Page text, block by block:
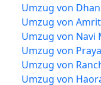
Umzug von
Umzug von
Umzug von Navi
Umzug von
Umzug von
Umzug von